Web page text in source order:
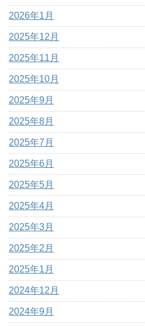
2026年1月
2025年12月
2025年11月
2025年10月
2025年9月
2025年8月
2025年7月
2025年6月
2025年5月
2025年4月
2025年3月
2025年2月
2025年1月
2024年12月
2024年9月